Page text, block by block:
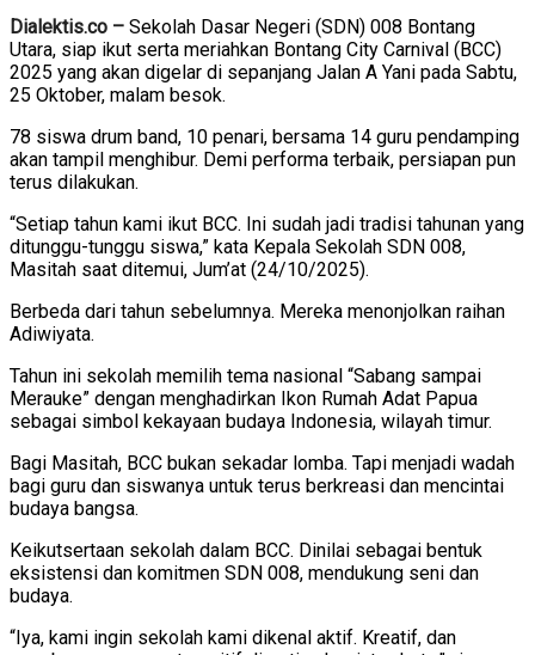
Dialektis.co – Sekolah Dasar Negeri (SDN) 008 Bontang
Utara, siap ikut serta meriahkan Bontang City Carnival (BCC)
2025 yang akan digelar di sepanjang Jalan A Yani pada Sabtu,
25 Oktober, malam besok.
78 siswa drum band, 10 penari, bersama 14 guru pendamping
akan tampil menghibur. Demi performa terbaik, persiapan pun
terus dilakukan.
“Setiap tahun kami ikut BCC. Ini sudah jadi tradisi tahunan yang
ditunggu-tunggu siswa,” kata Kepala Sekolah SDN 008,
Masitah saat ditemui, Jum’at (24/10/2025).
Berbeda dari tahun sebelumnya. Mereka menonjolkan raihan
Adiwiyata.
Tahun ini sekolah memilih tema nasional “Sabang sampai
Merauke” dengan menghadirkan Ikon Rumah Adat Papua
sebagai simbol kekayaan budaya Indonesia, wilayah timur.
Bagi Masitah, BCC bukan sekadar lomba. Tapi menjadi wadah
bagi guru dan siswanya untuk terus berkreasi dan mencintai
budaya bangsa.
Keikutsertaan sekolah dalam BCC. Dinilai sebagai bentuk
eksistensi dan komitmen SDN 008, mendukung seni dan
budaya.
“Iya, kami ingin sekolah kami dikenal aktif. Kreatif, dan